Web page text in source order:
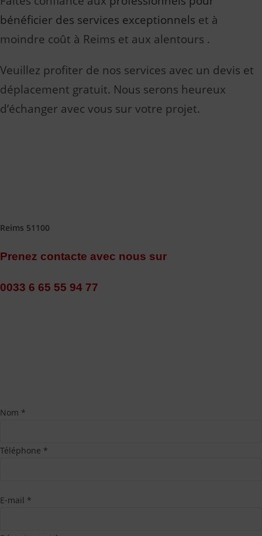
bénéficier des services exceptionnels et à
moindre coût à Reims et aux alentours .
Veuillez profiter de nos services avec un devis et
déplacement gratuit. Nous serons heureux
d’échanger avec vous sur votre projet.
Reims 51100
Prenez contacte avec nous sur
0033 6 65 55 94 77
Nom *
Téléphone *
E-mail *